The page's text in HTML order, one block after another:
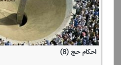
احكام حج (8)